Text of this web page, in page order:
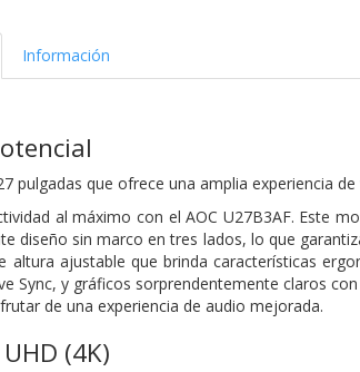
Información
pulgadas que ofrece una amplia experiencia
al máximo con el AOC U27B3AF. Este
diseño sin marco en tres lados, lo que
altura ajustable que brinda características
Sync, y gráficos sorprendentemente claros
de una experiencia de audio mejorada.
(4K)